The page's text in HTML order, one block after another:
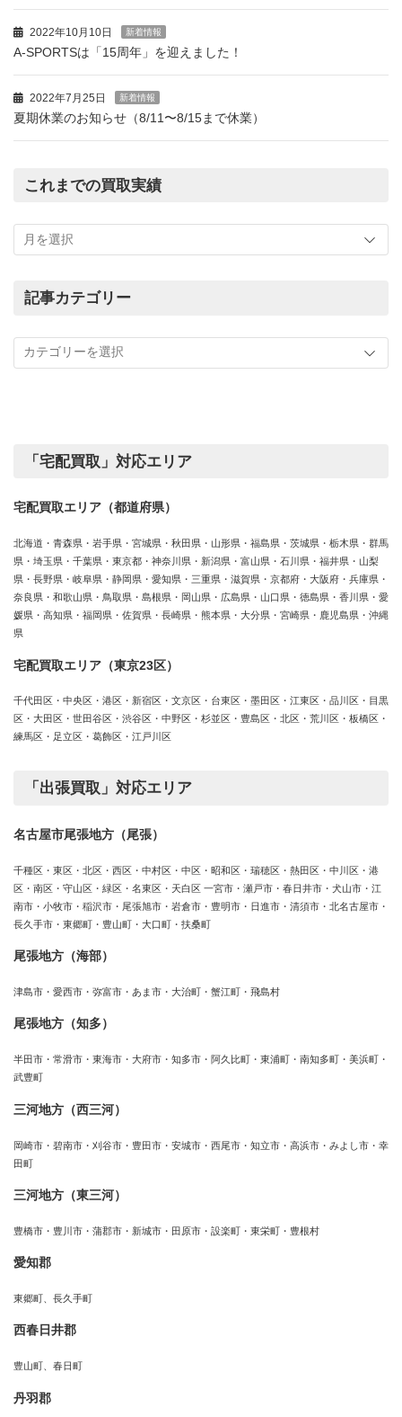
2022年10月10日 新着情報
A-SPORTSは「15周年」を迎えました！
2022年7月25日 新着情報
夏期休業のお知らせ（8/11〜8/15まで休業）
これまでの買取実績
ま
の
績
記事カテゴリー
カ
「宅配買取」対応エリア
宅配買取エリア（都道府県）
北海道・青森県・岩手県・宮城県・秋田県・山形県・福島県・茨城県・栃木県・群馬
県・埼玉県・千葉県・東京都・神奈川県・新潟県・富山県・石川県・福井県・山梨
県・長野県・岐阜県・静岡県・愛知県・三重県・滋賀県・京都府・大阪府・兵庫県・
奈良県・和歌山県・鳥取県・島根県・岡山県・広島県・山口県・徳島県・香川県・愛
媛県・高知県・福岡県・佐賀県・長崎県・熊本県・大分県・宮崎県・鹿児島県・沖縄
県
宅配買取エリア（東京23区）
千代田区・中央区・港区・新宿区・文京区・台東区・墨田区・江東区・品川区・目黒
区・大田区・世田谷区・渋谷区・中野区・杉並区・豊島区・北区・荒川区・板橋区・
練馬区・足立区・葛飾区・江戸川区
「出張買取」対応エリア
名古屋市尾張地方（尾張）
千種区・東区・北区・西区・中村区・中区・昭和区・瑞穂区・熱田区・中川区・港
区・南区・守山区・緑区・名東区・天白区 一宮市・瀬戸市・春日井市・犬山市・江
南市・小牧市・稲沢市・尾張旭市・岩倉市・豊明市・日進市・清須市・北名古屋市・
長久手市・東郷町・豊山町・大口町・扶桑町
尾張地方（海部）
津島市・愛西市・弥富市・あま市・大治町・蟹江町・飛島村
尾張地方（知多）
半田市・常滑市・東海市・大府市・知多市・阿久比町・東浦町・南知多町・美浜町・
武豊町
三河地方（西三河）
岡崎市・碧南市・刈谷市・豊田市・安城市・西尾市・知立市・高浜市・みよし市・幸
田町
三河地方（東三河）
豊橋市・豊川市・蒲郡市・新城市・田原市・設楽町・東栄町・豊根村
愛知郡
東郷町、長久手町
西春日井郡
豊山町、春日町
丹羽郡